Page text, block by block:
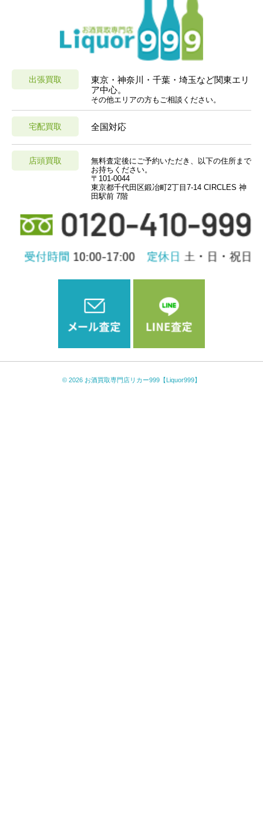
出張買取
東京・神奈川・千葉・埼玉など関東エリ
ア中心。
その他エリアの方もご相談ください。
宅配買取 全国対応
店頭買取
無料査定後にご予約いただき、以下の住所まで
お持ちください。
〒101-0044
東京都千代田区鍛冶町2丁目7-14 CIRCLES 神
田駅前 7階
© 2026 お酒買取専門店リカー999【Liquor999】